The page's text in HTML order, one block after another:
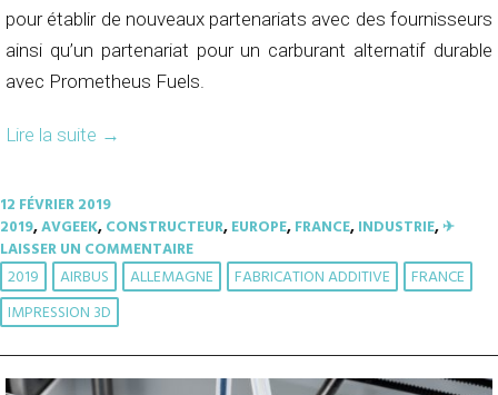
pour établir de nouveaux partenariats avec des fournisseurs
ainsi qu’un partenariat pour un carburant alternatif durable
avec Prometheus Fuels.
Lire la suite →
12 FÉVRIER 2019
2019,AVGEEK,CONSTRUCTEUR,EUROPE,FRANCE,INDUSTRIE,✈︎
LAISSER UN COMMENTAIRE
2019 AIRBUS ALLEMAGNE FABRICATION ADDITIVE
FRANCE
IMPRESSION 3D